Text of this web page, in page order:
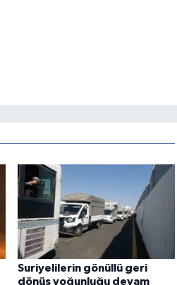
Suriyelilerin gönüllü geri
dönüş yoğunluğu devam